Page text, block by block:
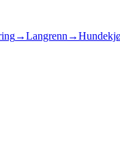
→Langrenn →